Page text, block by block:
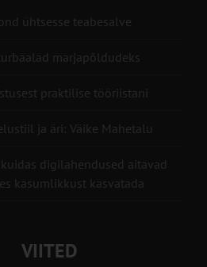
ühtsesse teabesalve
marjapõldudeks
praktilise tööriistani
ja äri: Väike Mahetalu
digilahendused aitavad
kasumlikkust kasvatada
VIITED